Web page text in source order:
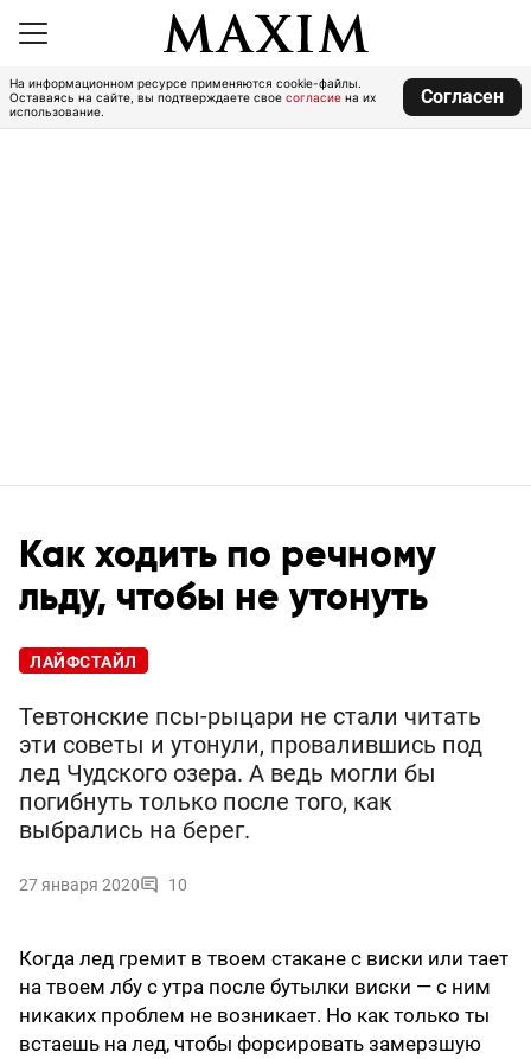
На информационном ресурсе применяются cookie-файлы.
Оставаясь на сайте, вы подтверждаете свое согласие на их
использование.
Согласен
Как ходить по речному
льду, чтобы не утонуть
ЛАЙФСТАЙЛ
Тевтонские псы-рыцари не стали читать
эти советы и утонули, провалившись под
лед Чудского озера. А ведь могли бы
погибнуть только после того, как
выбрались на берег.
27 января 2020 10
Когда лед гремит в твоем стакане с виски или тает
на твоем лбу с утра после бутылки виски — с ним
никаких проблем не возникает. Но как только ты
встаешь на лед, чтобы форсировать замерзшую